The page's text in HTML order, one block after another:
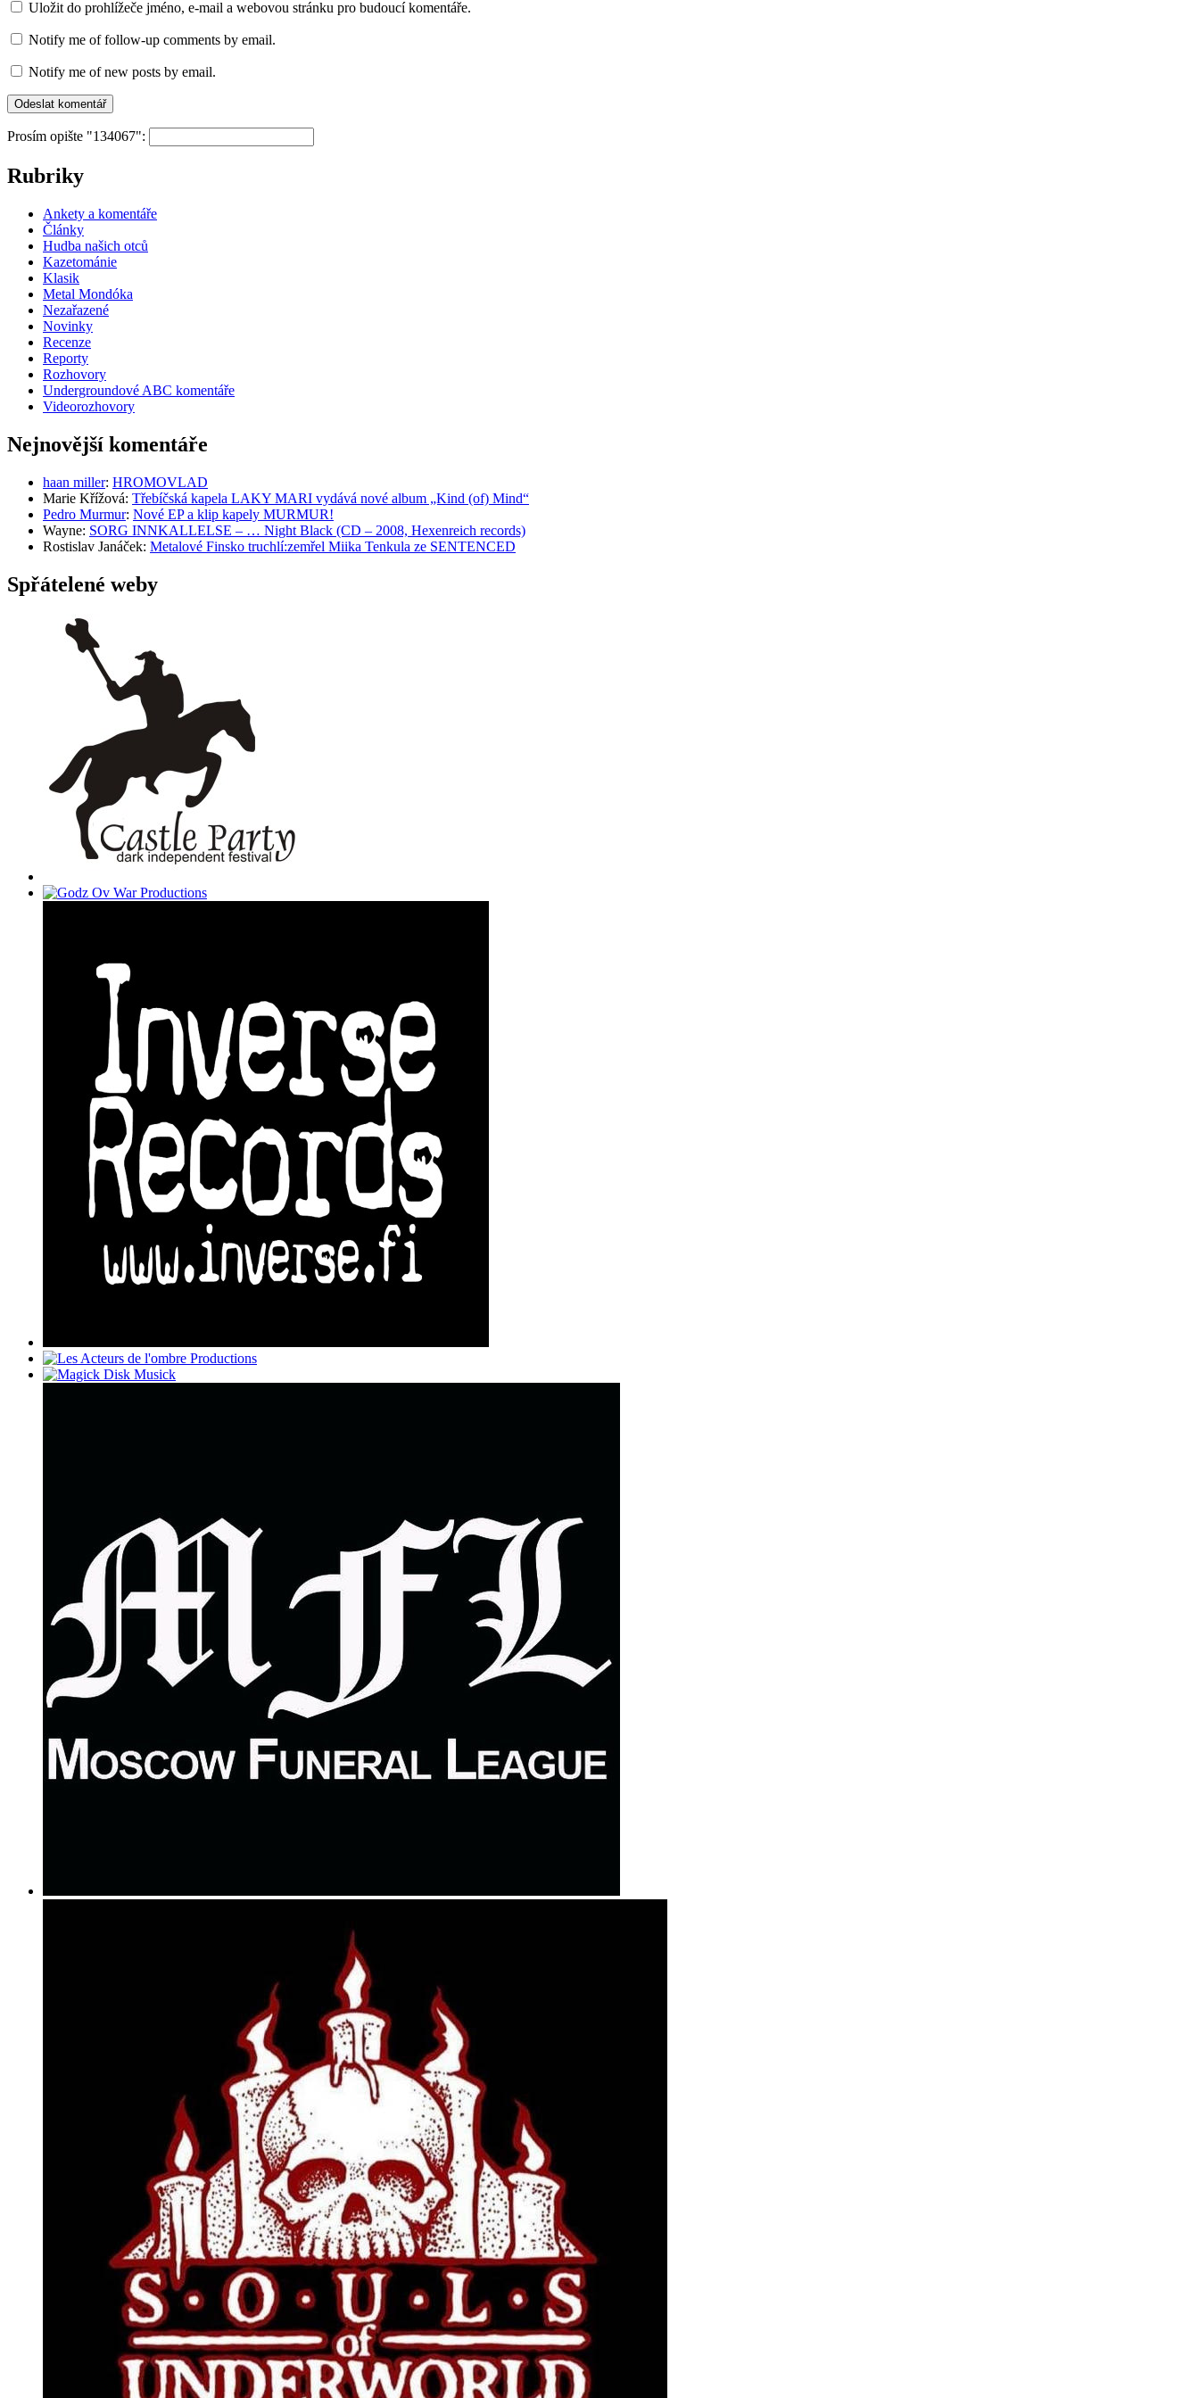
Uložit do prohlížeče jméno, e-mail a webovou stránku pro budoucí komentáře.
Notify me of follow-up comments by email.
Notify me of new posts by email.
Prosím opište "134067":
Rubriky
Ankety a komentáře
Články
Hudba našich otců
Kazetománie
Klasik
Metal Mondóka
Nezařazené
Novinky
Recenze
Reporty
Rozhovory
Undergroundové ABC komentáře
Videorozhovory
Nejnovější komentáře
haan miller: HROMOVLAD
Marie Křížová: Třebíčská kapela LAKY MARI vydává nové album „Kind (of) Mind“
Pedro Murmur: Nové EP a klip kapely MURMUR!
Wayne: SORG INNKALLELSE – … Night Black (CD – 2008, Hexenreich records)
Rostislav Janáček: Metalové Finsko truchlí:zemřel Miika Tenkula ze SENTENCED
Spřátelené weby